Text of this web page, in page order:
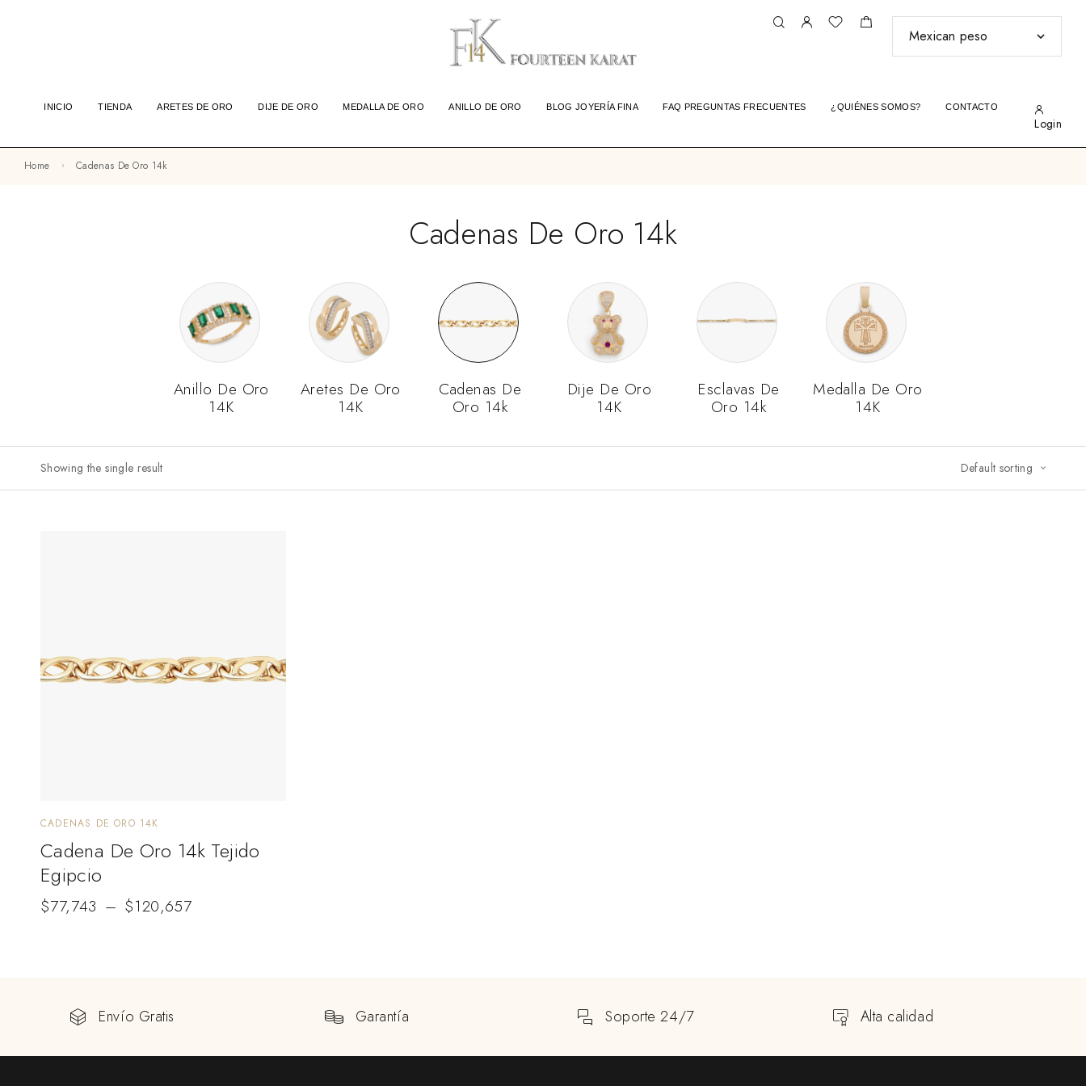
INICIO TIENDA ARETES DE ORO DIJE DE ORO MEDALLA DE ORO ANILLO DE ORO BLOG JOYERÍA FINA FAQ PREGUNTAS FRECUENTES ¿QUIÉNES SOMOS? CONTACTO
Login
Home Cadenas De Oro 14k
Cadenas De Oro 14k
Anillo De Oro
14K
Aretes De Oro
14K
Cadenas De
Oro 14k
Dije De Oro
14K
Esclavas De
Oro 14k
Medalla De Oro
14K
Showing the single result Default sorting
CADENAS DE ORO 14K
Cadena De Oro 14k Tejido
Egipcio
$77,743 – $120,657
Envío Gratis Garantía Soporte 24/7 Alta calidad